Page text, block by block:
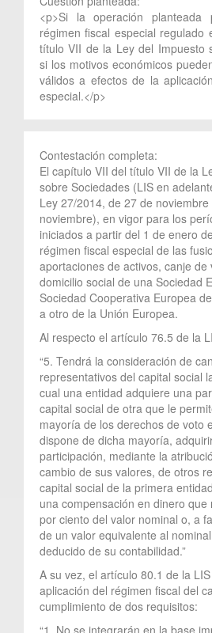
<p>Si la operación planteada
régimen fiscal especial regulado
título VII de la Ley del Impuesto
si los motivos económicos
válidos a efectos de la
especial.</p>
Contestación completa:
El capítulo VII del título VII de la
sobre Sociedades (LIS en
Ley 27/2014, de 27 de
noviembre), en vigor para los
iniciados a partir del 1 de enero
régimen fiscal especial de las
aportaciones de activos, canje de
domicilio social de una Sociedad
Sociedad Cooperativa Europea
a otro de la Unión Europea.
Al respecto el artículo 76.5 de la
“5. Tendrá la consideración de
representativos del capital social
cual una entidad adquiere una
capital social de otra que le
mayoría de los derechos de voto
dispone de dicha mayoría,
participación, mediante la
cambio de sus valores, de otros
capital social de la primera
una compensación en dinero que
por ciento del valor nominal o, a
de un valor equivalente al
deducido de su contabilidad.”
A su vez, el artículo 80.1 de la
aplicación del régimen fiscal del
cumplimiento de dos requisitos:
“1. No se integrarán en la base